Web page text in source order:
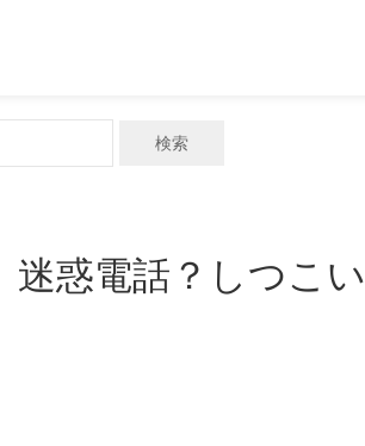
検索
惑電話？しつこい